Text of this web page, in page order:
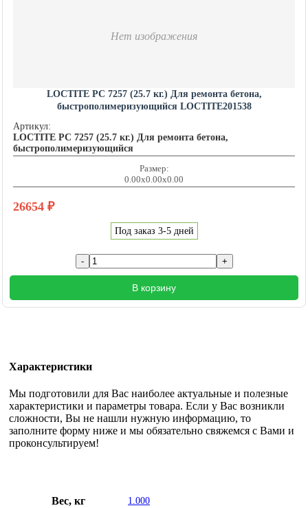
Нет изображения
LOCTITE PC 7257 (25.7 кг.) Для ремонта бетона,
быстрополимеризующийся LOCTITE201538
Артикул:
LOCTITE PC 7257 (25.7 кг.) Для ремонта бетона,
быстрополимеризующийся
Размер:
0.00x0.00x0.00
26654 ₽
Под заказ 3-5 дней
В корзину
Характеристики
Мы подготовили для Вас наиболее актуальные и полезные
характеристики и параметры товара. Если у Вас возникли
сложности, Вы не нашли нужную информацию, то
заполните форму ниже и мы обязательно свяжемся с Вами и
проконсультируем!
Вес, кг 1.000